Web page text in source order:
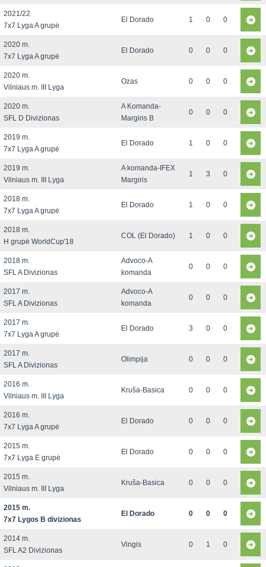
2021/22
7x7 Lyga A grupė
El Dorado 1 0 0
2020 m.
7x7 Lyga A grupė
El Dorado 0 0 0
2020 m.
Vilniaus m. III Lyga
Ozas 0 0 0
2020 m.
SFL D Divizionas
A Komanda-
Margiris B
0 0 0
2019 m.
7x7 Lyga A grupė
El Dorado 1 0 0
2019 m.
Vilniaus m. III Lyga
A komanda-IFEX
Margiris
1 3 0
2018 m.
7x7 Lyga A grupė
El Dorado 1 0 0
2018 m.
H grupė WorldCup'18
COL (El Dorado) 1 0 0
2018 m.
SFL A Divizionas
Advoco-A
komanda
0 0 0
2017 m.
SFL A Divizionas
Advoco-A
komanda
0 0 0
2017 m.
7x7 Lyga A grupė
El Dorado 3 0 0
2017 m.
SFL A Divizionas
Olimpija 0 0 0
2016 m.
Vilniaus m. III Lyga
Kruša-Basica 0 0 0
2016 m.
7x7 Lyga A grupė
El Dorado 0 0 0
2015 m.
7x7 Lyga E grupė
El Dorado 0 0 0
2015 m.
Vilniaus m. III Lyga
Kruša-Basica 0 0 0
2015 m.
7x7 Lygos B divizionas
El Dorado 0 0 0
2014 m.
SFL A2 Divizionas
Vingis 0 1 0